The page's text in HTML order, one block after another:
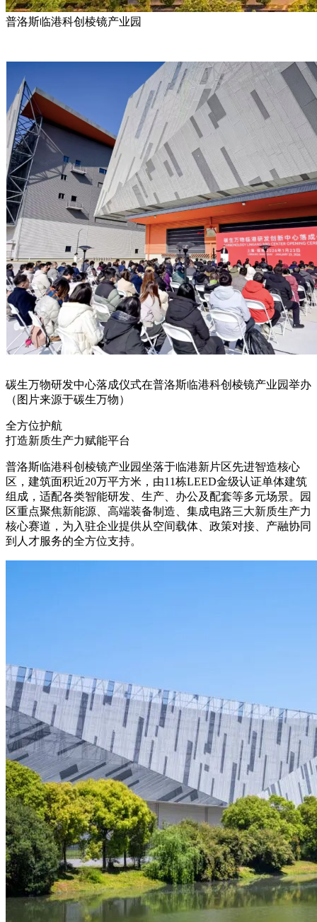
普洛斯临港科创棱镜产业园
碳生万物研发中心落成仪式在普洛斯临港科创棱镜产业园举办
（图片来源于碳生万物）
全方位护航
打造新质生产力赋能平台
普洛斯临港科创棱镜产业园坐落于临港新片区先进智造核心
区，建筑面积近20万平方米，由11栋LEED金级认证单体建筑
组成，适配各类智能研发、生产、办公及配套等多元场景。园
区重点聚焦新能源、高端装备制造、集成电路三大新质生产力
核心赛道，为入驻企业提供从空间载体、政策对接、产融协同
到人才服务的全方位支持。